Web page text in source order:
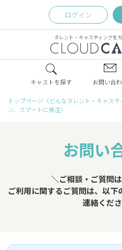
ログイン
タレント・キャスティングを
キャストを探す お問い合
トップページ（どんなタレント・キャステ
ン、スマートに発注）
お問い
＼ご相談・ご質問
ご利用に関するご質問は、以
連絡くださ